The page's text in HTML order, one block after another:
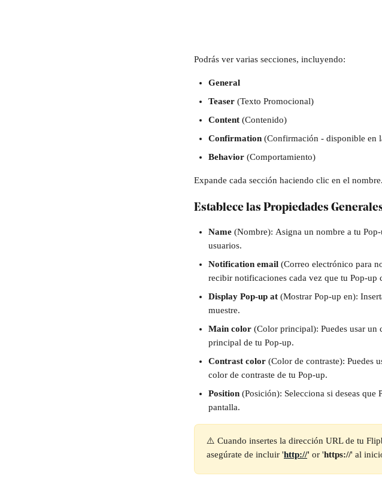
Podrás ver varias secciones, incluyendo:
General
Teaser (Texto Promocional)
Content (Contenido)
Confirmation (Confirmación - disponible en
Behavior (Comportamiento)
Expande cada sección haciendo clic en el nombre.
Establece las Propiedades
Name (Nombre): Asigna un nombre a tu
usuarios.
Notification email (Correo electrónico para
recibir notificaciones cada vez que tu Pop-up
Display Pop-up at (Mostrar Pop-up en):
muestre.
Main color (Color principal): Puedes usar
principal de tu Pop-up.
Contrast color (Color de contraste): Puedes
color de contraste de tu Pop-up.
Position (Posición): Selecciona si deseas
pantalla.
⚠️ Cuando insertes la dirección URL de tu
asegúrate de incluir 'http://' or 'https://' al